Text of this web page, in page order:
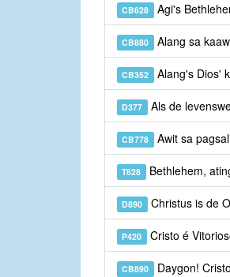
CB628 Agi's
CB880 Alang sa
CB352 Alang's Dios'
D377 Als de
CB778 Awit sa
T628 Bethlehem,
D890 Christus is de
P420 Cristo é
CB890 Daygon!